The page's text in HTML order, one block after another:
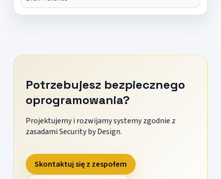
Potrzebujesz bezpiecznego
oprogramowania?
Projektujemy i rozwijamy systemy zgodnie z
zasadami Security by Design.
Skontaktuj się z zespołem